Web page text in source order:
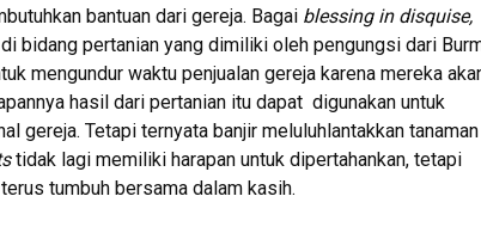
bantuan dari gereja. Bagai blessing in disquise,
bidang pertanian yang dimiliki oleh pengungsi dari
mengundur waktu penjualan gereja karena mereka
hasil dari pertanian itu dapat digunakan untuk
gereja. Tetapi ternyata banjir meluluhlantakkan tanaman
tidak lagi memiliki harapan untuk dipertahankan, tetapi
tumbuh bersama dalam kasih.